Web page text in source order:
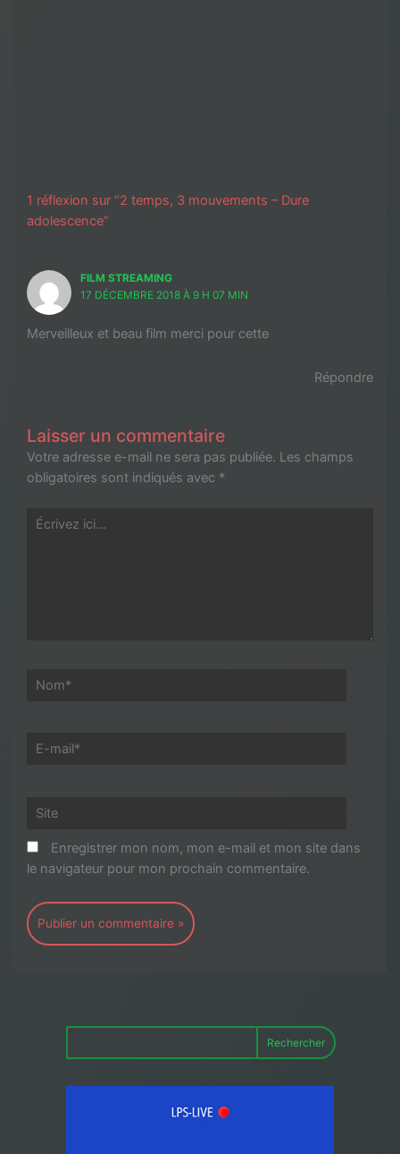
1 réflexion sur “2 temps, 3 mouvements – Dure
adolescence”
FILM STREAMING
17 DÉCEMBRE 2018 À 9 H 07 MIN
Merveilleux et beau film merci pour cette
Répondre
Laisser un commentaire
Votre adresse e-mail ne sera pas publiée. Les champs
obligatoires sont indiqués avec *
Écrivez
Nom*
E-
Site
Enregistrer mon nom, mon e-mail et mon site dans
le navigateur pour mon prochain commentaire.
Rechercher